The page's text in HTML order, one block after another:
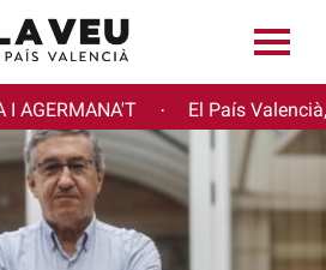
I AGERMANA'T · El País